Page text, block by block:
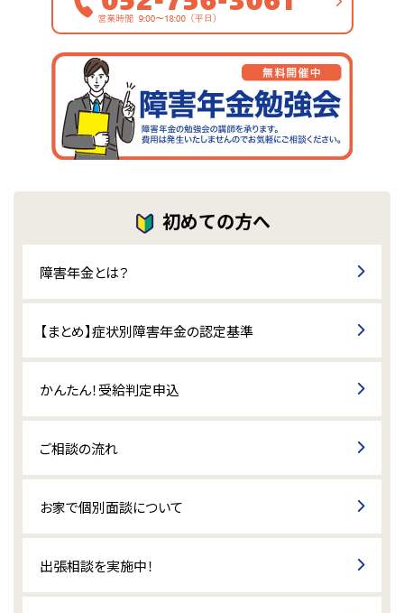
初めての方へ
障害年金とは？
【まとめ】症状別障害年金の認定基準
かんたん！受給判定申込
ご相談の流れ
お家で個別面談について
出張相談を実施中！